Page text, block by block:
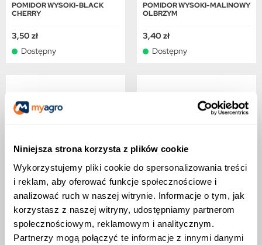
Niniejsza strona korzysta z plików cookie
Wykorzystujemy pliki cookie do spersonalizowania treści
i reklam, aby oferować funkcje społecznościowe i
analizować ruch w naszej witrynie. Informacje o tym, jak
korzystasz z naszej witryny, udostępniamy partnerom
społecznościowym, reklamowym i analitycznym.
Partnerzy mogą połączyć te informacje z innymi danymi
POMIDOR WYSOKI-BLACK
CHERRY
3,50 zł
Dostępny
POMIDOR WYSOKI-MALINOWY
OLBRZYM
3,40 zł
Dostępny
POMIDOR WYSOKI-OXHEART
POMIDOR WYSOKI-ZŁOTY
OŻAROWSKI